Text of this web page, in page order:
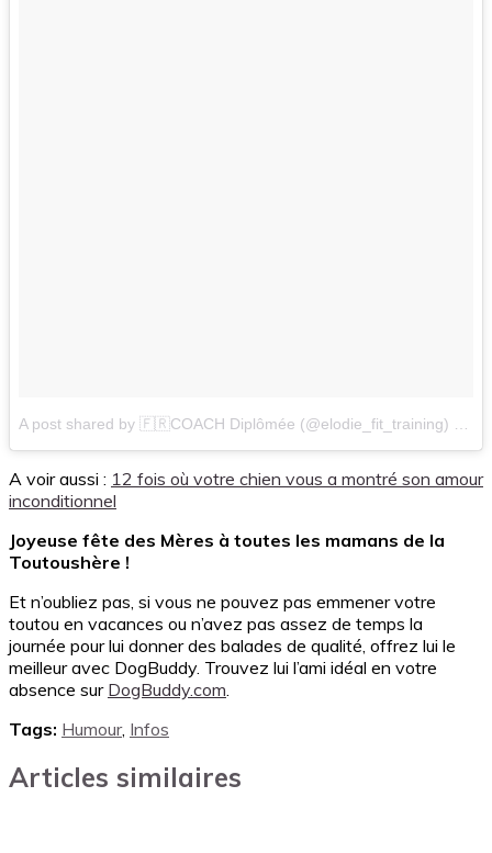
A post shared by 🇫🇷COACH Diplômée (@elodie_fit_training)
A voir aussi : 12 fois où votre chien vous a montré son amour
inconditionnel
Joyeuse fête des Mères à toutes les mamans de la
Toutoushère !
Et n’oubliez pas, si vous ne pouvez pas emmener votre
toutou en vacances ou n’avez pas assez de temps la
journée pour lui donner des balades de qualité, offrez lui le
meilleur avec DogBuddy. Trouvez lui l’ami idéal en votre
absence sur DogBuddy.com
Tags: Humour, Infos
Articles similaires